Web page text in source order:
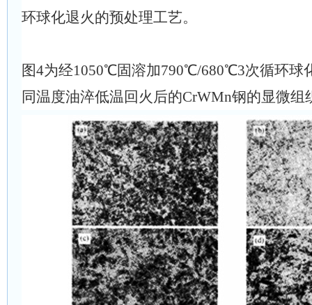
环球化退火的预处理工艺。
图4为经1050℃固溶加790℃/680℃3次循环球
同温度油淬低温回火后的CrWMn钢的显微组